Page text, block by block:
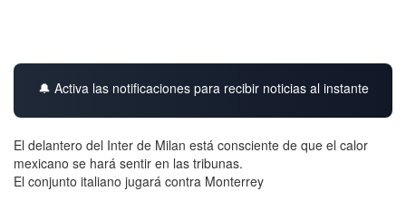
🔔 Activa las notificaciones para recibir noticias al instante
El delantero del Inter de Milan está consciente de que el calor
mexicano se hará sentir en las tribunas.
El conjunto italiano jugará contra Monterrey